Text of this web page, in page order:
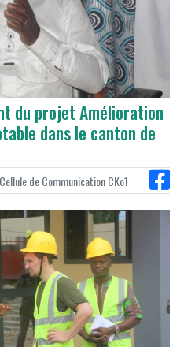
du projet Amélioration
dans le canton de
de Communication CKo1